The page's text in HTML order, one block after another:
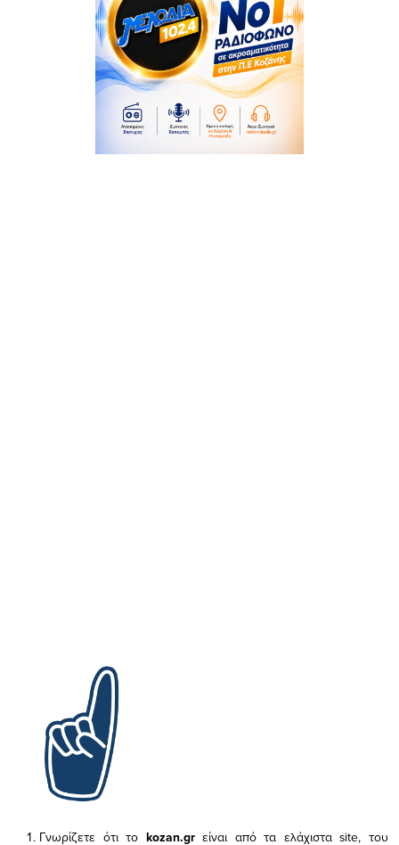
Γνωρίζετε ότι το kozan.gr είναι από τα ελάχισταsite, του